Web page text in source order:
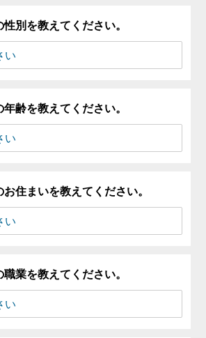
別を教えてください。
齢を教えてください。
住まいを教えてください。
業を教えてください。